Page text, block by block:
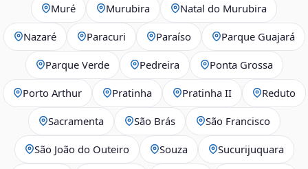
Muré Murubira Natal do Murubira
Nazaré Paracuri Paraíso Parque Guajará
Parque Verde Pedreira Ponta Grossa
Porto Arthur Pratinha Pratinha II Reduto
Sacramenta São Brás São Francisco
São João do Outeiro Souza Sucurijuquara